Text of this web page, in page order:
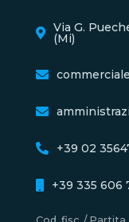
Via G.
(Mi)
+39 02
+39 335 606